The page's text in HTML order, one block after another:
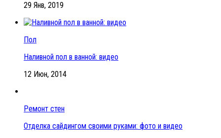
29 Янв, 2019
Пол
Наливной пол в ванной: видео
12 Июн, 2014
Ремонт стен
Отделка сайдингом своими руками: фото и видео